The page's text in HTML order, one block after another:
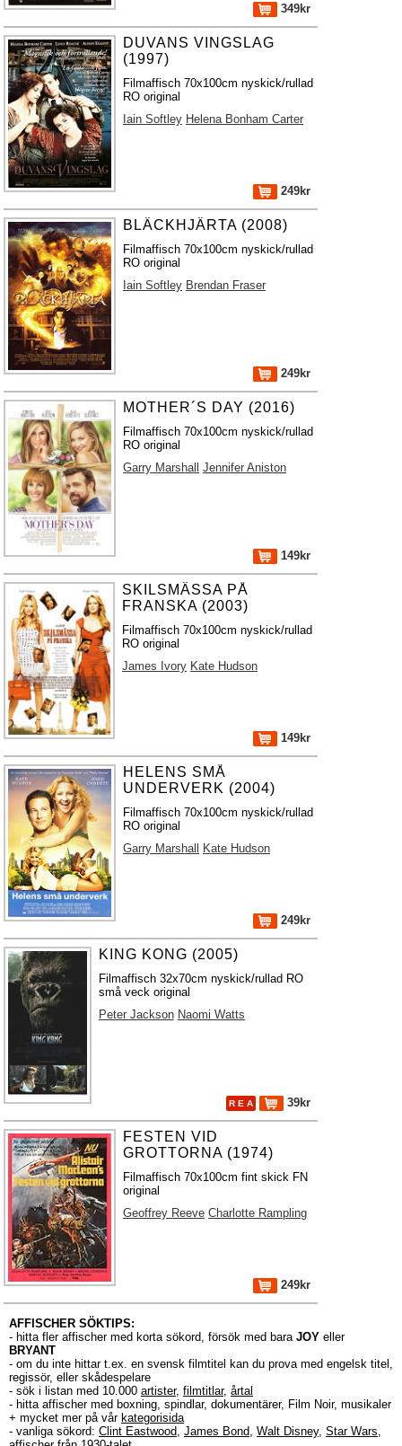
349kr
DUVANS VINGSLAG
(1997)
Filmaffisch 70x100cm nyskick/rullad
RO original
Iain Softley Helena Bonham Carter
249kr
BLÄCKHJÄRTA (2008)
Filmaffisch 70x100cm nyskick/rullad
RO original
Iain Softley Brendan Fraser
249kr
MOTHER´S DAY (2016)
Filmaffisch 70x100cm nyskick/rullad
RO original
Garry Marshall
Jennifer Aniston
149kr
SKILSMÄSSA PÅ
FRANSKA (2003)
Filmaffisch 70x100cm nyskick/rullad
RO original
James Ivory Kate Hudson
149kr
HELENS SMÅ
UNDERVERK (2004)
Filmaffisch 70x100cm nyskick/rullad
RO original
Garry Marshall
Kate Hudson
249kr
KING KONG (2005)
Filmaffisch 32x70cm nyskick/rullad RO
små veck original
Peter Jackson Naomi Watts
R E A 39kr
FESTEN VID
GROTTORNA (1974)
Filmaffisch 70x100cm fint skick FN
original
Geoffrey Reeve Charlotte Rampling
249kr
AFFISCHER SÖKTIPS:
- hitta fler affischer med korta sökord, försök med bara JOY eller
BRYANT
- om du inte hittar t.ex. en svensk filmtitel kan du prova med engelsk titel,
regissör, eller skådespelare
- sök i listan med 10.000 artister, filmtitlar, årtal
- hitta affischer med boxning, spindlar, dokumentärer, Film Noir, musikaler
+ mycket mer på vår kategorisida
- vanliga sökord: Clint Eastwood, James Bond, Walt Disney, Star Wars,